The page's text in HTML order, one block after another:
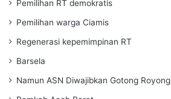
Pemilihan RT demokratis
Pemilihan warga Ciamis
Regenerasi kepemimpinan RT
Barsela
Namun ASN Diwajibkan Gotong Royong